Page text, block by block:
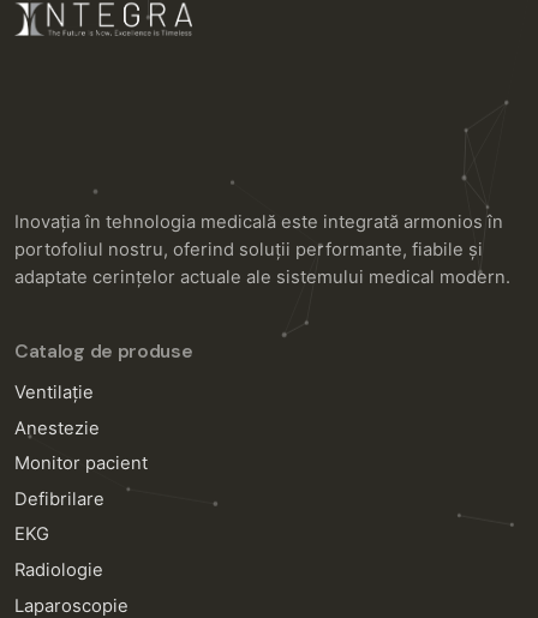
Inovația în tehnologia medicală este integrată armonios în
portofoliul nostru, oferind soluții performante, fiabile și
adaptate cerințelor actuale ale sistemului medical modern.
Catalog de produse
Ventilație
Anestezie
Monitor pacient
Defibrilare
EKG
Radiologie
Laparoscopie